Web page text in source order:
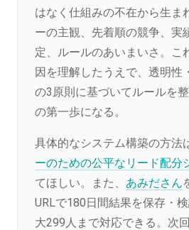
はなく仕組みの不在から生ま
ーの主観、先着順の競争、実
定、ルールのあいまいさ。こ
因を理解したうえで、透明性
の3原則に基づいてルールを
の第一歩になる。
具体的なシステム構築の方法
ーのための公平なリード配分
てほしい。また、 あみださん
URLで180日間結果を保存・
大299人まで対応できる。次